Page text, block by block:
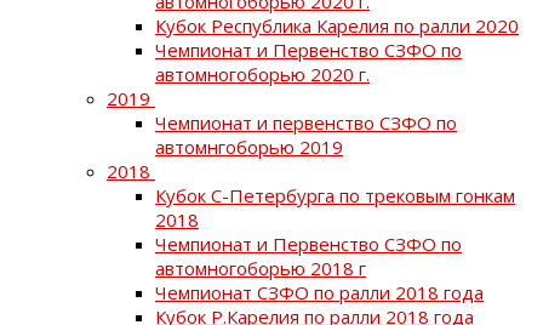
Кубок Республика Карелия по ралли 2020
Чемпионат и Первенство СЗФО по
автомногоборью 2020 г.
2019
Чемпионат и первенство СЗФО по
автомнгоборью 2019
2018
Кубок С-Петербурга по трековым гонкам
2018
Чемпионат и Первенство СЗФО по
автомногоборью 2018 г
Чемпионат СЗФО по ралли 2018 года
Кубок Р.Карелия по ралли 2018 года